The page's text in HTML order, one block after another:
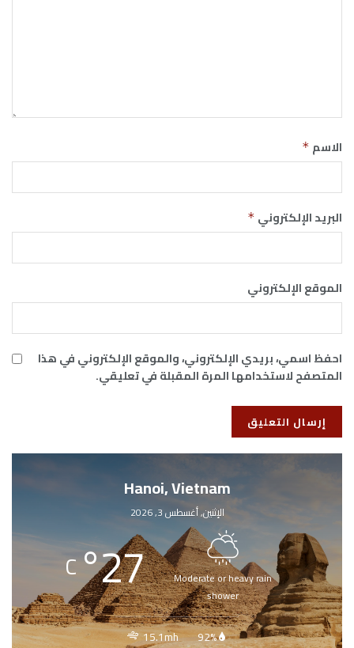
الاسم *
البريد الإلكتروني *
الموقع الإلكتروني
احفظ اسمي، بريدي الإلكتروني، والموقع الإلكتروني في هذا
المتصفح لاستخدامها المرة المقبلة في تعليقي.
Hanoi, Vietnam
الإثنين, أغسطس 3, 2026
Moderate or heavy rain
shower
27
°
C
92%
15.1mh